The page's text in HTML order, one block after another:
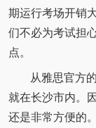
期运行考场开销
们不必为考试担
点。
从雅思官方
就在长沙市内。
还是非常方便的